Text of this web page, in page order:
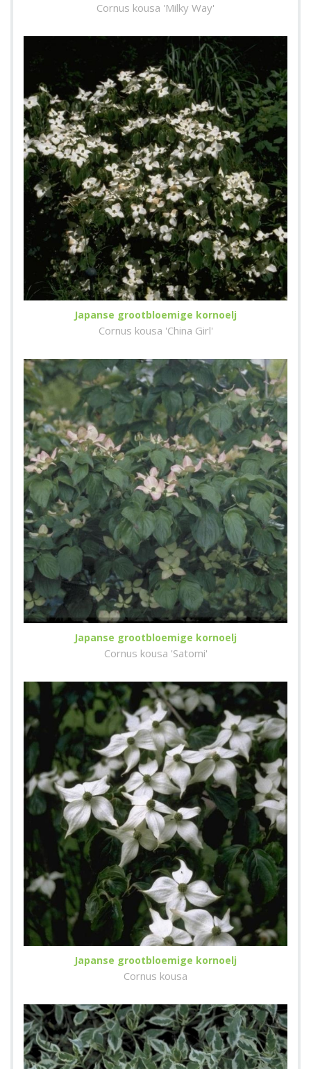
Cornus kousa 'Milky Way'
Japanse grootbloemige kornoelj
Cornus kousa 'China Girl'
Japanse grootbloemige kornoelj
Cornus kousa 'Satomi'
Japanse grootbloemige kornoelj
Cornus kousa